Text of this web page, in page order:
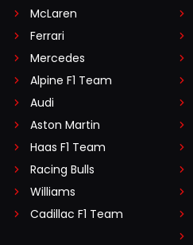
McLaren
Ferrari
Mercedes
Alpine F1 Team
Audi
Aston Martin
Haas F1 Team
Racing Bulls
Williams
Cadillac F1 Team